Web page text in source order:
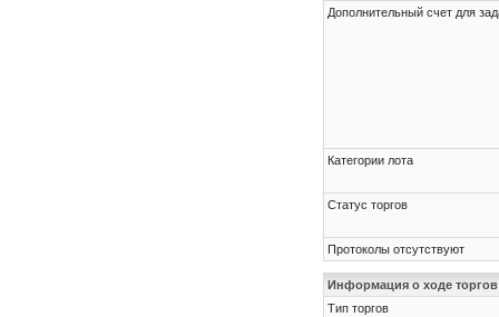
Дополнительный счет для
Категории лота
Статус торгов
Протоколы отсутствуют
Информация о ходе торгов
Тип торгов